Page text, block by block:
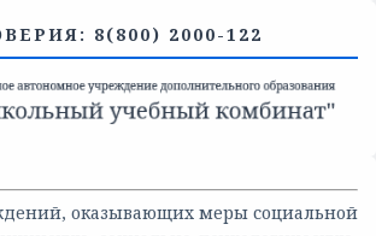
8(800) 2000-122